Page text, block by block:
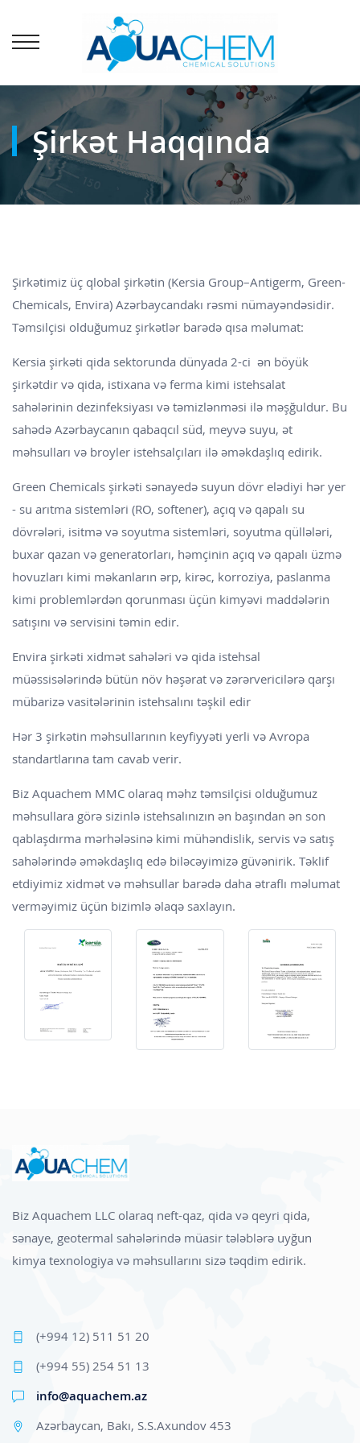
Şirkət Haqqında
Şirkətimiz üç qlobal şirkətin (Kersia Group–Antigerm, Green-
Chemicals, Envira) Azərbaycandakı rəsmi nümayəndəsidir.
Təmsilçisi olduğumuz şirkətlər barədə qısa məlumat:
Kersia şirkəti qida sektorunda dünyada 2-ci ən böyük
şirkətdir və qida, istixana və ferma kimi istehsalat
sahələrinin dezinfeksiyası və təmizlənməsi ilə məşğuldur. Bu
sahədə Azərbaycanın qabaqcıl süd, meyvə suyu, ət
məhsulları və broyler istehsalçıları ilə əməkdaşlıq edirik.
Green Chemicals şirkəti sənayedə suyun dövr elədiyi hər yer
- su arıtma sistemləri (RO, softener), açıq və qapalı su
dövrələri, isitmə və soyutma sistemləri, soyutma qüllələri,
buxar qazan və generatorları, həmçinin açıq və qapalı üzmə
hovuzları kimi məkanların ərp, kirəc, korroziya, paslanma
kimi problemlərdən qorunması üçün kimyəvi maddələrin
satışını və servisini təmin edir.
Envira şirkəti xidmət sahələri və qida istehsal
müəssisələrində bütün növ həşərat və zərərvericilərə qarşı
mübarizə vasitələrinin istehsalını təşkil edir
Hər 3 şirkətin məhsullarının keyfiyyəti yerli və Avropa
standartlarına tam cavab verir.
Biz Aquachem MMC olaraq məhz təmsilçisi olduğumuz
məhsullara görə sizinlə istehsalınızın ən başından ən son
qablaşdırma mərhələsinə kimi mühəndislik, servis və satış
sahələrində əməkdaşlıq edə biləcəyimizə güvənirik. Təklif
etdiyimiz xidmət və məhsullar barədə daha ətraflı məlumat
verməyimiz üçün bizimlə əlaqə saxlayın.
Biz Aquachem LLC olaraq neft-qaz, qida və qeyri qida,
sənaye, geotermal sahələrində müasir tələblərə uyğun
kimya texnologiya və məhsullarını sizə təqdim edirik.
(+994 12) 511 51 20
(+994 55) 254 51 13
info@aquachem.az
Azərbaycan, Bakı, S.S.Axundov 453